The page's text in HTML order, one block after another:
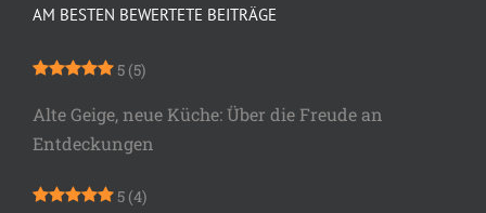
AM BESTEN BEWERTETE BEITRÄGE
5 (5)
Alte Geige, neue Küche: Über die Freude an
Entdeckungen
5 (4)